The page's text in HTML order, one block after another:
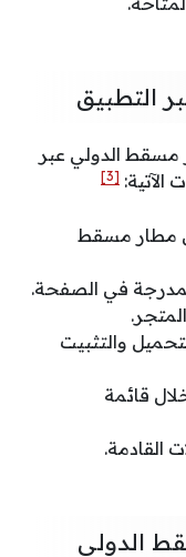
التطبيق
مسقط الدولي عبر
[3]
مطار مسقط
في الصفحة.
والتثبيت
قائمة
القادمة.
الدولي